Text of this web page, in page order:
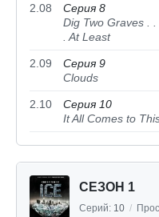
2.08
Серия 8
Dig Two Graves . .
. At Least
2.09
Серия 9
Clouds
2.10
Серия 10
It All Comes to
СЕЗОН 1
Серий: 10 /